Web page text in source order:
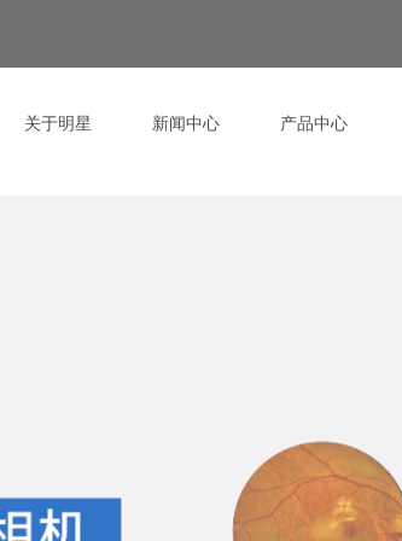
关于明星 新闻中心 产品中心